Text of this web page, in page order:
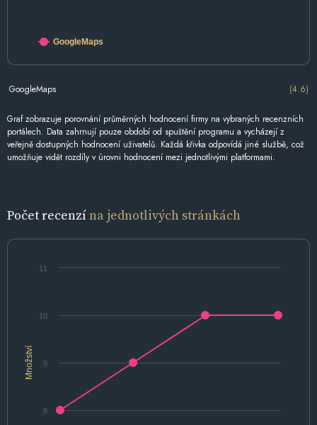
GoogleMaps
GoogleMaps (4.6)
Graf zobrazuje porovnání průměrných hodnocení firmy na vybraných recenzních
portálech. Data zahrnují pouze období od spuštění programu a vycházejí z
veřejně dostupných hodnocení uživatelů. Každá křivka odpovídá jiné službě, což
umožňuje vidět rozdíly v úrovni hodnocení mezi jednotlivými platformami.
Počet recenzína jednotlivých stránkách
Množství
8
9
10
11